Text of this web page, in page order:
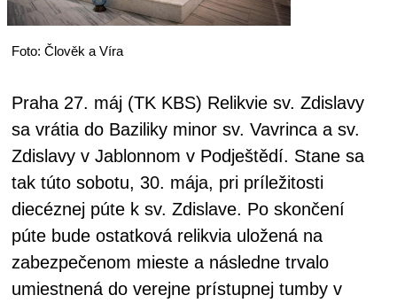
Foto: Člověk a Víra
Praha 27. máj (TK KBS) Relikvie sv. Zdislavy
sa vrátia do Baziliky minor sv. Vavrinca a sv.
Zdislavy v Jablonnom v Podještědí. Stane sa
tak túto sobotu, 30. mája, pri príležitosti
diecéznej púte k sv. Zdislave. Po skončení
púte bude ostatková relikvia uložená na
zabezpečenom mieste a následne trvalo
umiestnená do verejne prístupnej tumby v